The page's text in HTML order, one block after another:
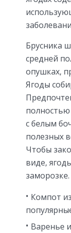
Брусника
средней
опушках,
Ягоды
с белым
полезных
Чтобы
виде,
заморозке.
Компот
Варенье